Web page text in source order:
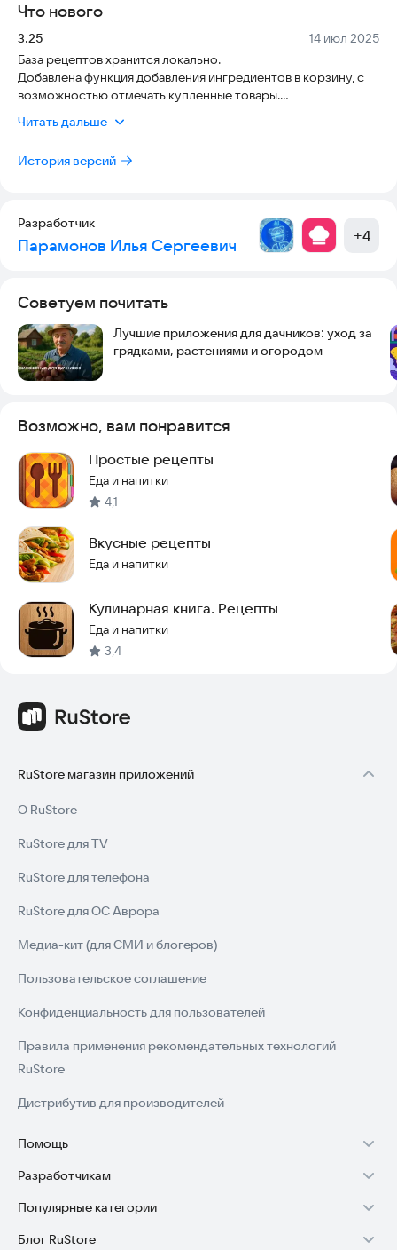
Что нового
Версия:
3.25 Дата:
14 июл 2025
База рецептов хранится локально.
Добавлена функция добавления ингредиентов в корзину, с
возможностью отмечать купленные товары.
Читать дальше
История версий
Разработчик
Парамонов Илья Сергеевич +4
Советуем почитать
Лучшие приложения для дачников: уход за
грядками, растениями и огородом
Возможно, вам понравится
Простые рецепты
Еда и напитки
4,1
Вкусные рецепты
Еда и напитки
Кулинарная книга. Рецепты
Еда и напитки
3,4
RuStore магазин приложений
О RuStore
RuStore для TV
RuStore для телефона
RuStore для ОС Аврора
Медиа-кит (для СМИ и блогеров)
Пользовательское соглашение
Конфиденциальность для пользователей
Правила применения рекомендательных технологий
RuStore
Дистрибутив для производителей
Помощь
Установка RuStore на TV
Установка RuStore на телефон
Установка RuStore в машину
Разработчикам
Зарабатывать с RuStore
Стать разработчиком
Популярные категории
Игры для Android
Блог RuStore